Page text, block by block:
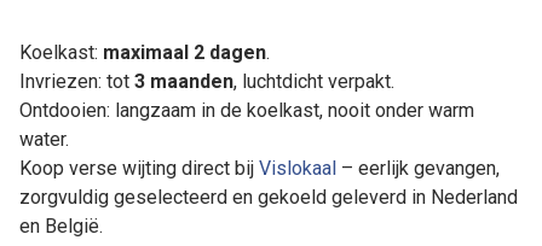
Koelkast: maximaal 2 dagen.
Invriezen: tot 3 maanden, luchtdicht verpakt.
Ontdooien: langzaam in de koelkast, nooit onder warm
water.
Koop verse wijting direct bij Vislokaal – eerlijk gevangen,
zorgvuldig geselecteerd en gekoeld geleverd in Nederland
en België.